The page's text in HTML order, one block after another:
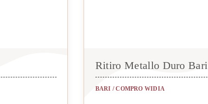
Ritiro Metallo Duro Bari
BARI /COMPRO WIDIA